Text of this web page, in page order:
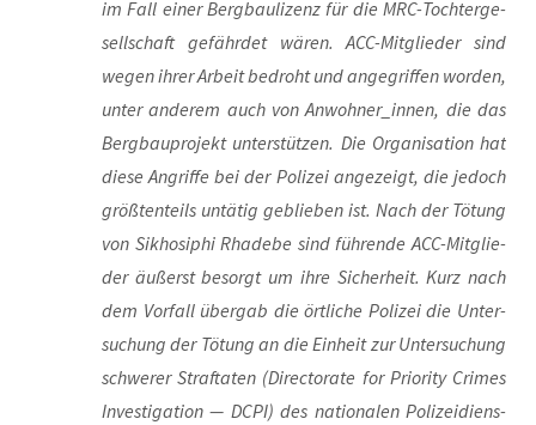
im Fall einer Berg­bau­li­zenz für die MRC-Toch­ter­ge­
sell­schaft gefähr­det wären. ACC-Mit­glie­der sind
wegen ihrer Arbeit bedroht und ange­grif­fen wor­den,
unter ande­rem auch von Anwohner_innen, die das
Berg­bau­pro­jekt unter­stüt­zen. Die Orga­ni­sa­ti­on hat
die­se Angrif­fe bei der Poli­zei ange­zeigt, die jedoch
größ­ten­teils untä­tig geblie­ben ist. Nach der Tötung
von Sik­ho­si­phi Rha­de­be sind füh­ren­de ACC-Mit­glie­
der äußerst besorgt um ihre Sicher­heit. Kurz nach
dem Vor­fall über­gab die ört­li­che Poli­zei die Unter­
su­chung der Tötung an die Ein­heit zur Unter­su­chung
schwe­rer Straf­ta­ten (Direc­to­ra­te for Prio­ri­ty Cri­mes
Inves­ti­ga­ti­on — DCPI) des natio­na­len Poli­zei­diens­